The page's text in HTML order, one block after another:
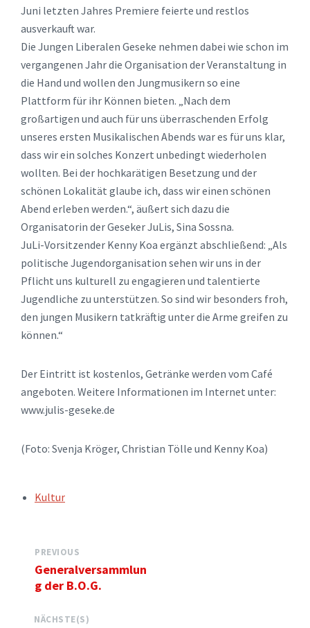
Juni letzten Jahres Premiere feierte und restlos
ausverkauft war.
Die Jungen Liberalen Geseke nehmen dabei wie schon im
vergangenen Jahr die Organisation der Veranstaltung in
die Hand und wollen den Jungmusikern so eine
Plattform für ihr Können bieten. „Nach dem
großartigen und auch für uns überraschenden Erfolg
unseres ersten Musikalischen Abends war es für uns klar,
dass wir ein solches Konzert unbedingt wiederholen
wollten. Bei der hochkarätigen Besetzung und der
schönen Lokalität glaube ich, dass wir einen schönen
Abend erleben werden.“, äußert sich dazu die
Organisatorin der Geseker JuLis, Sina Sossna.
JuLi-Vorsitzender Kenny Koa ergänzt abschließend: „Als
politische Jugendorganisation sehen wir uns in der
Pflicht uns kulturell zu engagieren und talentierte
Jugendliche zu unterstützen. So sind wir besonders froh,
den jungen Musikern tatkräftig unter die Arme greifen zu
können.“
Der Eintritt ist kostenlos, Getränke werden vom Café
angeboten. Weitere Informationen im Internet unter:
www.julis-geseke.de
(Foto: Svenja Kröger, Christian Tölle und Kenny Koa)
TAGS:Kultur
PREVIOUS
Generalversammlun
g der B.O.G.
NÄCHSTE(S)